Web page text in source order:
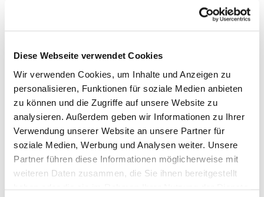
Diese Webseite verwendet Cookies
Wir verwenden Cookies, um Inhalte und Anzeigen zu
personalisieren, Funktionen für soziale Medien anbieten
zu können und die Zugriffe auf unsere Website zu
analysieren. Außerdem geben wir Informationen zu Ihrer
Verwendung unserer Website an unsere Partner für
soziale Medien, Werbung und Analysen weiter. Unsere
Partner führen diese Informationen möglicherweise mit
weiteren Daten zusammen, die Sie ihnen bereitgestellt
schlechte Einarbeitung, falscheAufmaße.
Ungeplante Einsätze:Sonderreinigungen, Nacharbeiten
nach Reklamationen, zusätzliche Vertretungseinsätze.
Lohnkostensteigerung:
Tariferhöhungen oder
Mindestlohnanpassungen, die nicht an den Kunden
weitergegeben wurden.